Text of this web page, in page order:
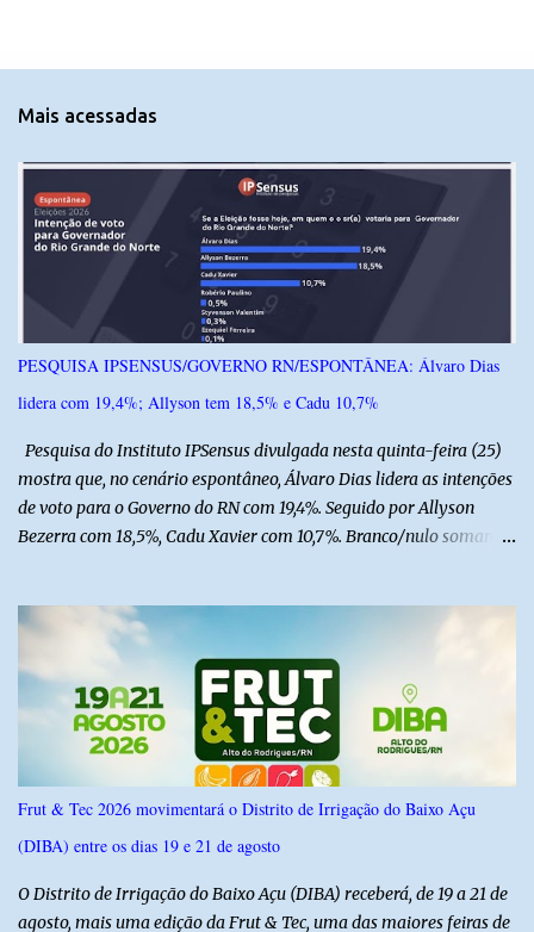
n
r
i
o
Mais acessadas
PESQUISA IPSENSUS/GOVERNO RN/ESPONTÂNEA: Álvaro Dias
lidera com 19,4%; Allyson tem 18,5% e Cadu 10,7%
Pesquisa do Instituto IPSensus divulgada nesta quinta-feira (25)
mostra que, no cenário espontâneo, Álvaro Dias lidera as intenções
de voto para o Governo do RN com 19,4%. Seguido por Allyson
Bezerra com 18,5%, Cadu Xavier com 10,7%. Branco/nulo somaram
do Norte entre os dias 18 e 22 de junho de 2026. O levantamento
possui margem de erro de 2,5 pontos percentuais e nível de
confiança de 95%. Registro no TSE: RN-09520/2026
Frut & Tec 2026 movimentará o Distrito de Irrigação do Baixo Açu
(DIBA) entre os dias 19 e 21 de agosto
O Distrito de Irrigação do Baixo Açu (DIBA) receberá, de 19 a 21 de
agosto, mais uma edição da Frut & Tec, uma das maiores feiras de